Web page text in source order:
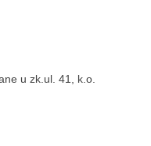
u zk.ul. 41, k.o.